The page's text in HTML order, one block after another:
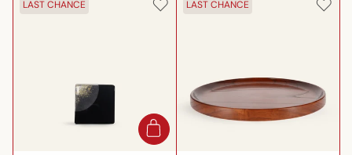
LAST CHANCE LAST CHANCE